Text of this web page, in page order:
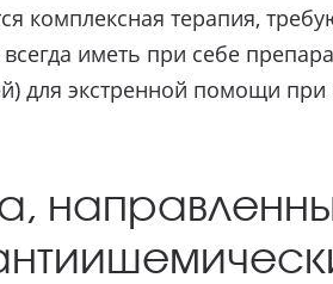
комплексная терапия,
иметь при себе
для экстренной помощи при